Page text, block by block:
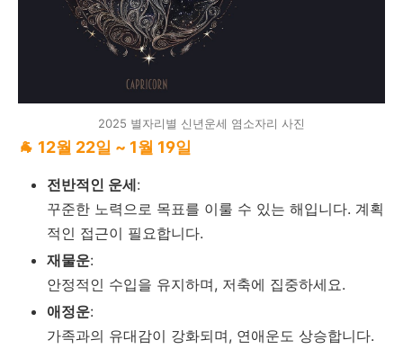
2025 별자리별 신년운세 염소자리 사진
🐐 12월 22일 ~ 1월 19일
전반적인 운세:
꾸준한 노력으로 목표를 이룰 수 있는 해입니다. 계획
적인 접근이 필요합니다.
재물운:
안정적인 수입을 유지하며, 저축에 집중하세요.
애정운:
가족과의 유대감이 강화되며, 연애운도 상승합니다.